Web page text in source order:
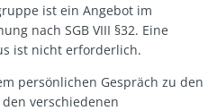
ist ein Angebot im
nach SGB VIII §32. Eine
ist nicht erforderlich.
persönlichen Gespräch zu den
verschiedenen